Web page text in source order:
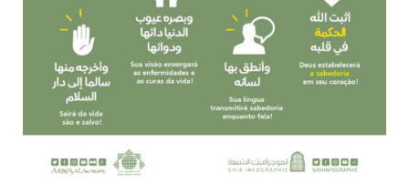
Centro Islâmico no Brasil recebe o ex-
ministro das Relações Exteriores da
República Islâmica do Irã
Na noite da quinta-feira, 03 de Abril, o Centro Islâmico no
Brasil recebeu em sua sede, em São Paulo, o ex-ministro das
Relações Exteriores da República Islâmica do Irã, Sr. Kamal
Kharrazi, que encontra-se visitando